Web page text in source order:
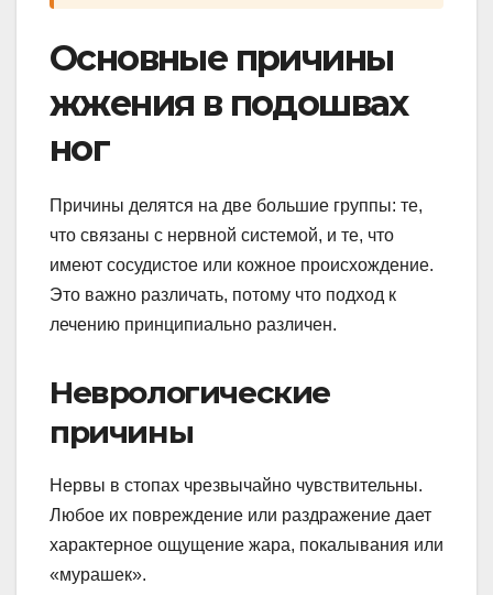
Основные причины
жжения в подошвах
ног
Причины делятся на две большие группы: те,
что связаны с нервной системой, и те, что
имеют сосудистое или кожное происхождение.
Это важно различать, потому что подход к
лечению принципиально различен.
Неврологические
причины
Нервы в стопах чрезвычайно чувствительны.
Любое их повреждение или раздражение дает
характерное ощущение жара, покалывания или
«мурашек».